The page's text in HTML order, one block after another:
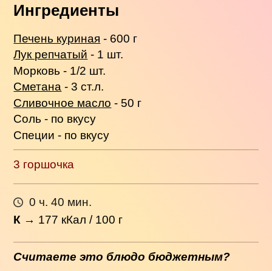
Ингредиенты
Печень куриная - 600 г
Лук репчатый - 1 шт.
Морковь - 1/2 шт.
Сметана - 3 ст.л.
Сливочное масло - 50 г
Соль - по вкусу
Специи - по вкусу
3 горшочка
0 ч. 40 мин.
К → 177 кКал / 100 г
Считаете это блюдо бюджетным?